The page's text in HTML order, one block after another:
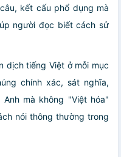
kết cấu phổ dụng mà
người đọc biết cách sử
dịch tiếng Việt ở mỗi mục
chính xác, sát nghĩa,
mà không "Việt hóa"
nói thông thường trong